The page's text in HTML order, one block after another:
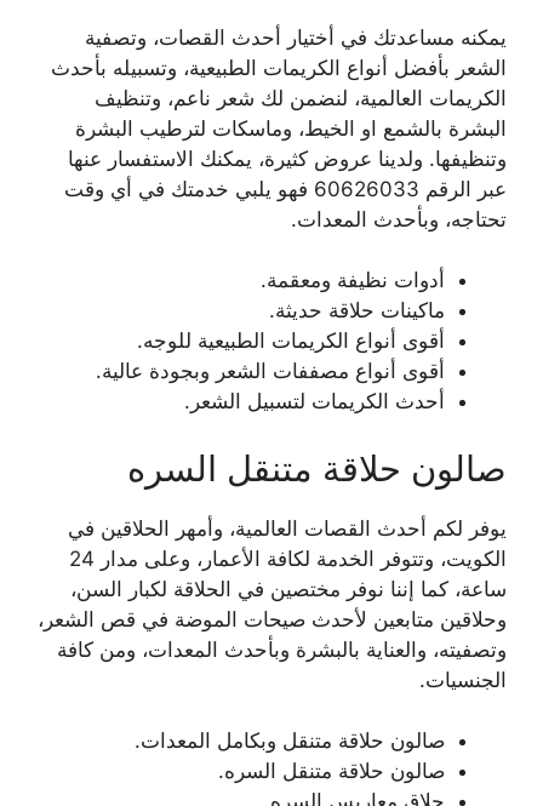
يمكنه مساعدتك في أختيار أحدث القصات، وتصفية
الشعر بأفضل أنواع الكريمات الطبيعية، وتسبيله بأحدث
الكريمات العالمية، لنضمن لك شعر ناعم، وتنظيف
البشرة بالشمع او الخيط، وماسكات لترطيب البشرة
وتنظيفها. ولدينا عروض كثيرة، يمكنك الاستفسار عنها
عبر الرقم 60626033 فهو يلبي خدمتك في أي وقت
تحتاجه، وبأحدث المعدات.
أدوات نظيفة ومعقمة.
ماكينات حلاقة حديثة.
أقوى أنواع الكريمات الطبيعية للوجه.
أقوى أنواع مصففات الشعر وبجودة عالية.
أحدث الكريمات لتسبيل الشعر.
صالون حلاقة متنقل السره
يوفر لكم أحدث القصات العالمية، وأمهر الحلاقين في
الكويت، وتتوفر الخدمة لكافة الأعمار، وعلى مدار 24
ساعة، كما إننا نوفر مختصين في الحلاقة لكبار السن،
وحلاقين متابعين لأحدث صيحات الموضة في قص الشعر،
وتصفيته، والعناية بالبشرة وبأحدث المعدات، ومن كافة
الجنسيات.
صالون حلاقة متنقل وبكامل المعدات.
صالون حلاقة متنقل السره.